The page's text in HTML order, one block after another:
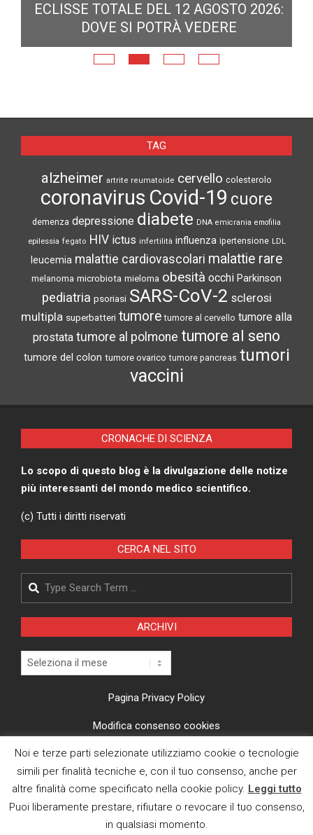
ECLISSE TOTALE DEL 12 AGOSTO 2026:
DOVE SI POTRÀ VEDERE
TAG
alzheimer artrite reumatoide cervello colesterolo
coronavirus Covid-19 cuore
demenza depressione diabete DNA emicrania emofilia
epilessia fegato HIV ictus infertilità influenza ipertensione LDL
leucemia malattie cardiovascolari malattie rare
melanoma microbiota mieloma obesità occhi Parkinson
pediatria psoriasi SARS-CoV-2 sclerosi
multipla superbatteri tumore tumore al cervello tumore alla
prostata tumore al polmone tumore al seno
tumore del colon tumore ovarico tumore pancreas tumori
vaccini
CRONACHE DI SCIENZA
Lo scopo di questo blog è la divulgazione delle notize
più interessanti del mondo medico scientifico.
(c) Tutti i diritti riservati
CERCA NEL SITO
Search
ARCHIVI
Archivi
Pagina Privacy Policy
Modifica consenso cookies
CI TROVI ANCHE SU
Noi e terze parti selezionate utilizziamo cookie o tecnologie
simili per finalità tecniche e, con il tuo consenso, anche per
altre finalità come specificato nella cookie policy. Leggi tutto
Puoi liberamente prestare, rifiutare o revocare il tuo consenso,
in qualsiasi momento.